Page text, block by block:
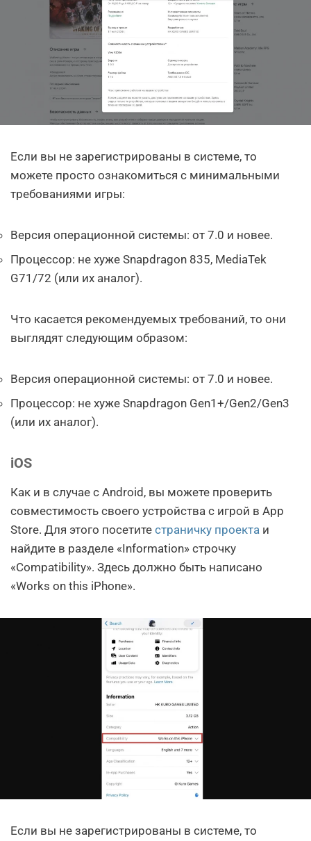
Если вы не зарегистрированы в системе, то
можете просто ознакомиться с минимальными
требованиями игры:
Версия операционной системы: от 7.0 и новее.
Процессор: не хуже Snapdragon 835, MediaTek
G71/72 (или их аналог).
Что касается рекомендуемых требований, то они
выглядят следующим образом:
Версия операционной системы: от 7.0 и новее.
Процессор: не хуже Snapdragon Gen1+/Gen2/Gen3
(или их аналог).
iOS
Как и в случае с Android, вы можете проверить
совместимость своего устройства с игрой в App
Store. Для этого посетите страничку проекта и
найдите в разделе «Information» строчку
«Compatibility». Здесь должно быть написано
«Works on this iPhone».
Если вы не зарегистрированы в системе, то